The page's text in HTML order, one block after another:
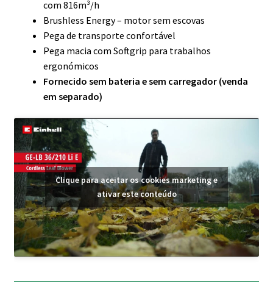
com 816m³/h
Brushless Energy – motor sem escovas
Pega de transporte confortável
Pega macia com Softgrip para trabalhos
ergonómicos
Fornecido sem bateria e sem carregador (venda
em separado)
Clique para aceitar os cookies marketing e
ativar este conteúdo